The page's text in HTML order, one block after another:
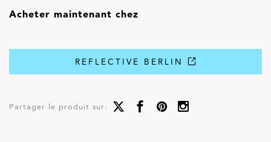
Acheter maintenant chez
REFLECTIVE BERLIN
Partager le produit sur: